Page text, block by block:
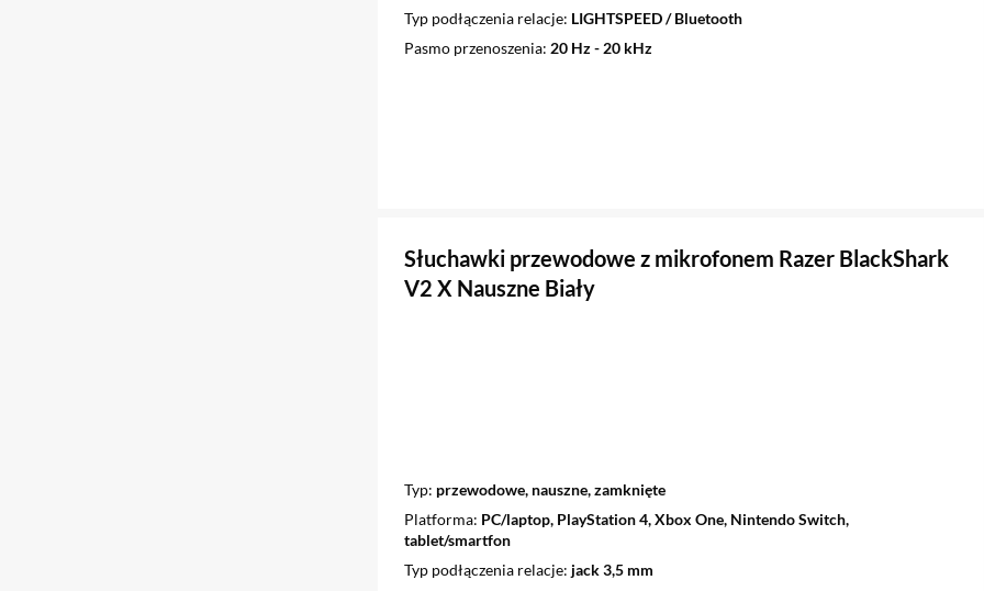
Typ podłączenia relacje LIGHTSPEED / Bluetooth
Pasmo przenoszenia 20 Hz - 20 kHz
Słuchawki przewodowe z mikrofonem Razer BlackShark
V2 X Nauszne Biały
Typ przewodowe, nauszne, zamknięte
Platforma PC/laptop, PlayStation 4, Xbox One, Nintendo Switch,
tablet/smartfon
Typ podłączenia relacje jack 3,5 mm